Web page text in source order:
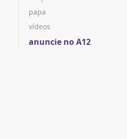
papa
vídeos
anuncie no A12